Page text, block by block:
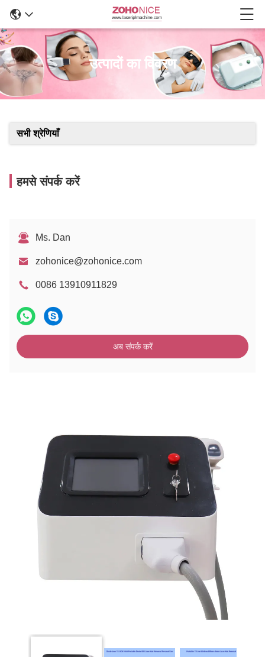
उत्पादों का विवरण
सभी श्रेणियाँ
हमसे संपर्क करें
Ms. Dan
zohonice@zohonice.com
0086 13910911829
अब संपर्क करें